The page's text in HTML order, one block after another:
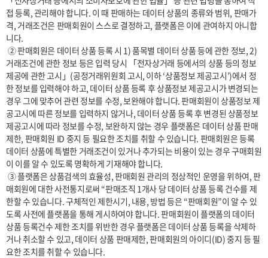
접 등록, 관리해야 합니다. 이 때 판매하는 데이터 상품의 종류와 범위, 판매가
격, 거래조건은 판매회원이 스스로 결정하고, 플랫폼은 이에 관여하지 아니합
니다.
거래조건에 관한 정보 등은 입력 당시 「전자상거래 등에서의 상품 등의 정보
제공에 관한 고시」(공정거래위원회 고시, 이하 ‘상품정보 제공고시’)에서 정
한 정보를 입력해야 하고, 데이터 상품 등록 후 상품정보 제공고시가 변경되는
경우 그에 맞추어 관련 정보를 수정, 보완해야 합니다. 판매회원이 상품정보 제
공고시에 따른 정보를 입력하지 않거나, 데이터 상품 등록 후 변경된 상품정보
제공고시에 따라 정보를 수정, 보완하지 않는 경우 플랫폼은 데이터 상품 판매
제한, 판매회원 ID 중지 등 필요한 조치를 취할 수 있습니다. 판매회원은 등록
데이터 상품에 특별한 거래조건이 있거나 추가되는 비용이 있는 경우 구매회원
이 이를 알 수 있도록 명확하게 기재해야 합니다.
매회원에 대한 사전통지로써 “판매조직 1개사 당 데이터 상품 등록 건수를 제
한할 수 있습니다. 구체적인 제한시기, 내용, 방법 등은 “판매회원”이 알 수 있
도록 사전에 플랫폼을 통해 게시하여야 합니다. 판매회원이 플랫폼의 데이터
상품 등록건수 제한 조치를 위반한 경우 플랫폼은 데이터 상품 등록을 삭제하
거나 취소할 수 있고, 데이터 상품 판매제한, 판매회원의 아이디(ID) 중지 등 필
요한 조치를 취할 수 있습니다.